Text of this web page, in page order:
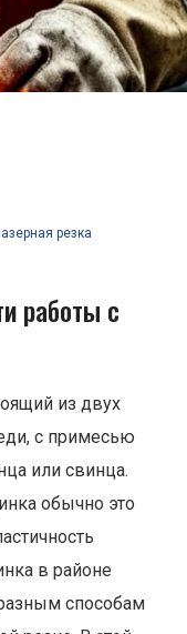
резка
работы с
из двух
с примесью
или свинца.
обычно это
в районе
способам